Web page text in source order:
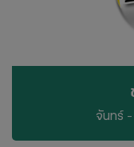
จันทร์ -